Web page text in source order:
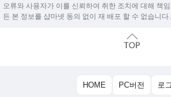
오류와 사용자가 이를 신뢰하여 취한 조치에 대해 책
든 본 정보를 샵마넷 동의 없이 재 배포 할 수 없습니다.
HOME PC버전 로